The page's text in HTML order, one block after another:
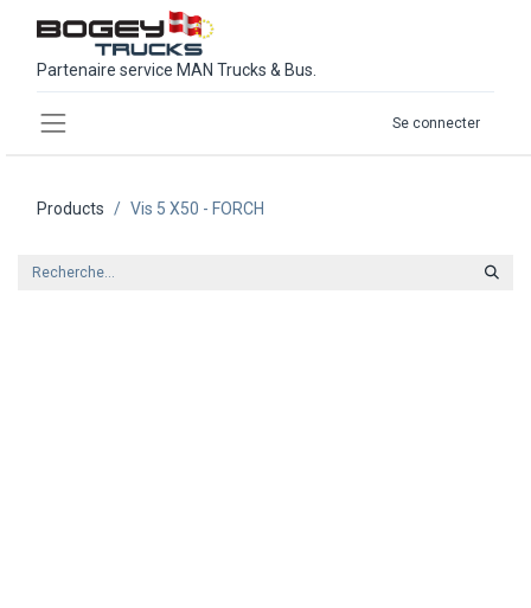
Partenaire service MAN Trucks & Bus.
Se connecter
Products Vis 5 X50 - FORCH